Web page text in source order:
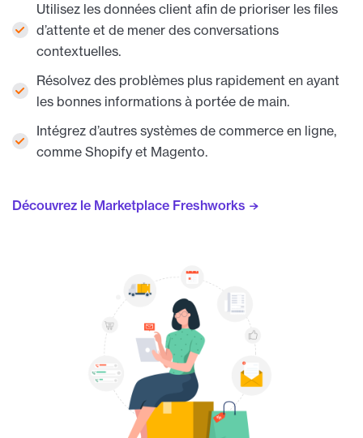
Utilisez les données client afin de prioriser les files
d’attente et de mener des conversations
contextuelles.
Résolvez des problèmes plus rapidement en ayant
les bonnes informations à portée de main.
Intégrez d’autres systèmes de commerce en ligne,
comme Shopify et Magento.
Découvrez le Marketplace Freshworks